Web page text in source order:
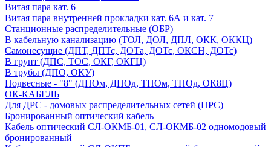
Витая пара кат. 6
Витая пара внутренней прокладки кат. 6А и кат. 7
Станционные распределительные (ОБР)
В кабельную канализацию (ТОЛ, ДОЛ, ДПЛ, ОКК, ОККЦ)
Самонесущие (ДПТ, ДПТс, ДОТа, ДОТс, ОКСН, ДОТс)
В грунт (ДПС, ТОС, ОКГ, ОКГЦ)
В трубы (ДПО, ОКУ)
Подвесные - "8" (ДПОм, ДПОд, ТПОм, ТПОд, ОК8Ц)
ОК-КАБЕЛЬ
Для ДРС - домовых распределительных сетей (НРС)
Бронированный оптический кабель
Кабель оптический СЛ-ОКМБ-01, СЛ-ОКМБ-02 одномодовый
бронированный